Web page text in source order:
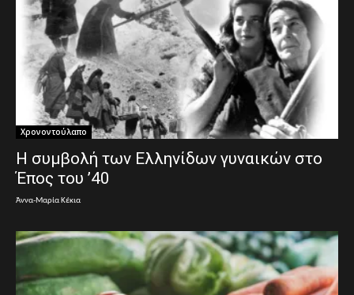
Χρονοντούλαπο
Η συμβολή των Ελληνίδων γυναικών στο
Έπος του ’40
Άννα-Μαρία Κέκια